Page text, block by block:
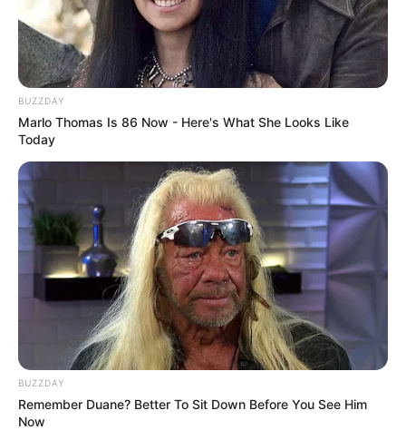
BUZZDAY
Marlo Thomas Is 86 Now - Here's What She Looks Like
Today
BUZZDAY
Remember Duane? Better To Sit Down Before You See Him
Now